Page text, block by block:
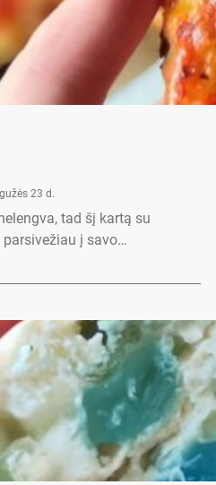
23 d.
tad šį kartą su
į savo…